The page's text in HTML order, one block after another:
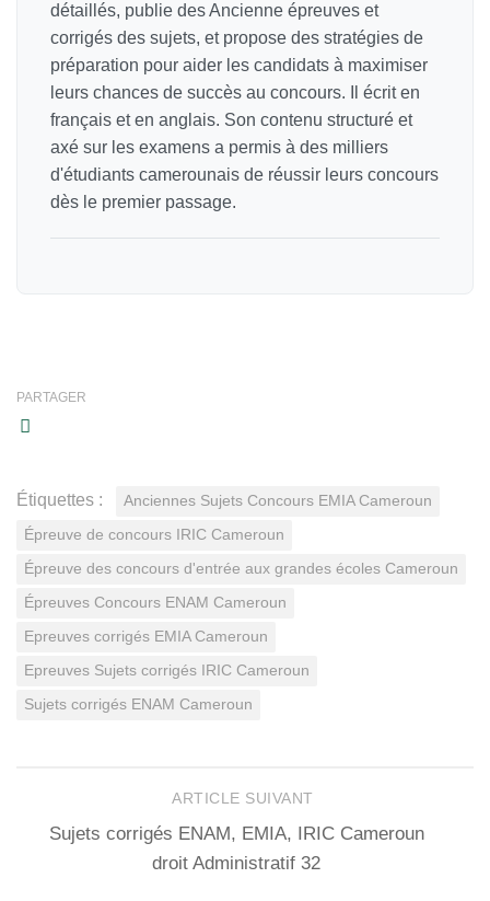
détaillés, publie des Ancienne épreuves et
corrigés des sujets, et propose des stratégies de
préparation pour aider les candidats à maximiser
leurs chances de succès au concours. Il écrit en
français et en anglais. Son contenu structuré et
axé sur les examens a permis à des milliers
d'étudiants camerounais de réussir leurs concours
dès le premier passage.
PARTAGER
Étiquettes : Anciennes Sujets Concours EMIA Cameroun
Épreuve de concours IRIC Cameroun
Épreuve des concours d'entrée aux grandes écoles Cameroun
Épreuves Concours ENAM Cameroun
Epreuves corrigés EMIA Cameroun
Epreuves Sujets corrigés IRIC Cameroun
Sujets corrigés ENAM Cameroun
ARTICLE SUIVANT
Sujets corrigés ENAM, EMIA, IRIC Cameroun
droit Administratif 32